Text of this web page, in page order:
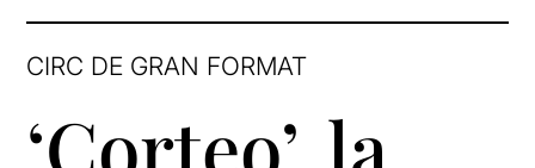
CIRC DE GRAN FORMAT
‘Corteo’, la